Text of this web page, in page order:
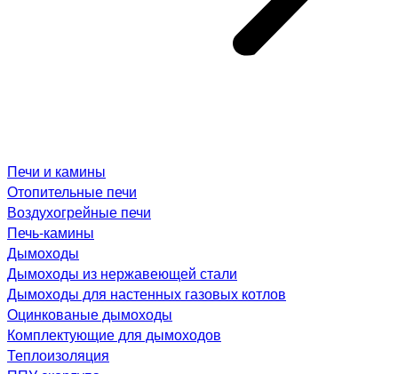
Печи и камины
Отопительные печи
Воздухогрейные печи
Печь-камины
Дымоходы
Дымоходы из нержавеющей стали
Дымоходы для настенных газовых котлов
Оцинкованые дымоходы
Комплектующие для дымоходов
Теплоизоляция